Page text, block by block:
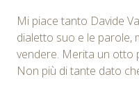
Mi piace tanto Davide
dialetto suo e le parole,
vendere. Merita un otto
Non più di tante dato